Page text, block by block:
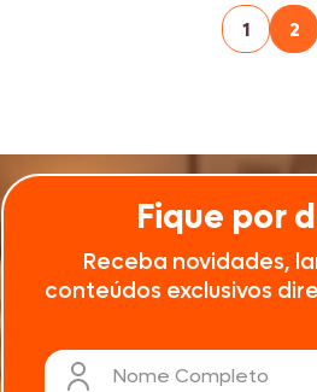
1 2
Fique por
Receba novidades,
conteúdos exclusivos
Nome Completo